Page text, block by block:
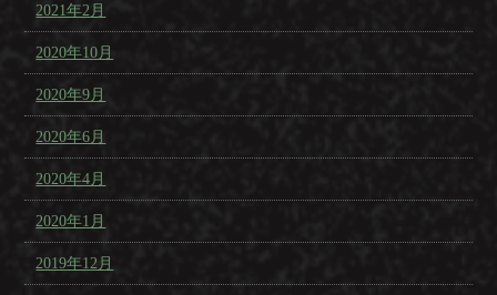
2021年2月
2020年10月
2020年9月
2020年6月
2020年4月
2020年1月
2019年12月